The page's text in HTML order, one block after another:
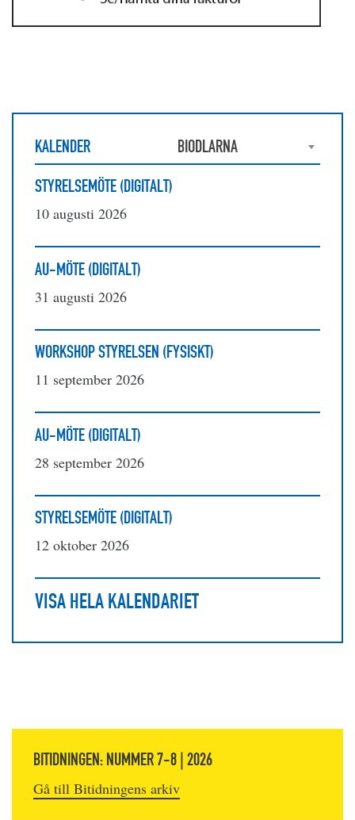
KALENDER
BIODLARNA
STYRELSEMÖTE (DIGITALT)
10 augusti 2026
AU-MÖTE (DIGITALT)
31 augusti 2026
WORKSHOP STYRELSEN (FYSISKT)
11 september 2026
AU-MÖTE (DIGITALT)
28 september 2026
STYRELSEMÖTE (DIGITALT)
12 oktober 2026
VISA HELA KALENDARIET
BITIDNINGEN: NUMMER 7-8 | 2026
Gå till Bitidningens arkiv